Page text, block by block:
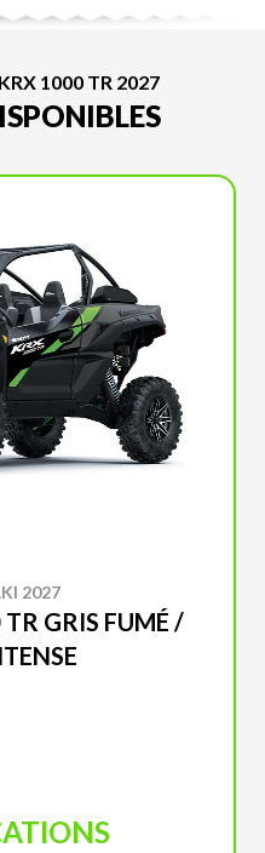
1000 TR 2027
2027
GRIS FUMÉ /